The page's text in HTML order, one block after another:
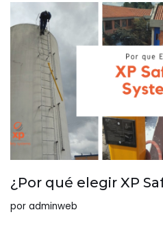
¿Por qué elegir XP
por adminweb